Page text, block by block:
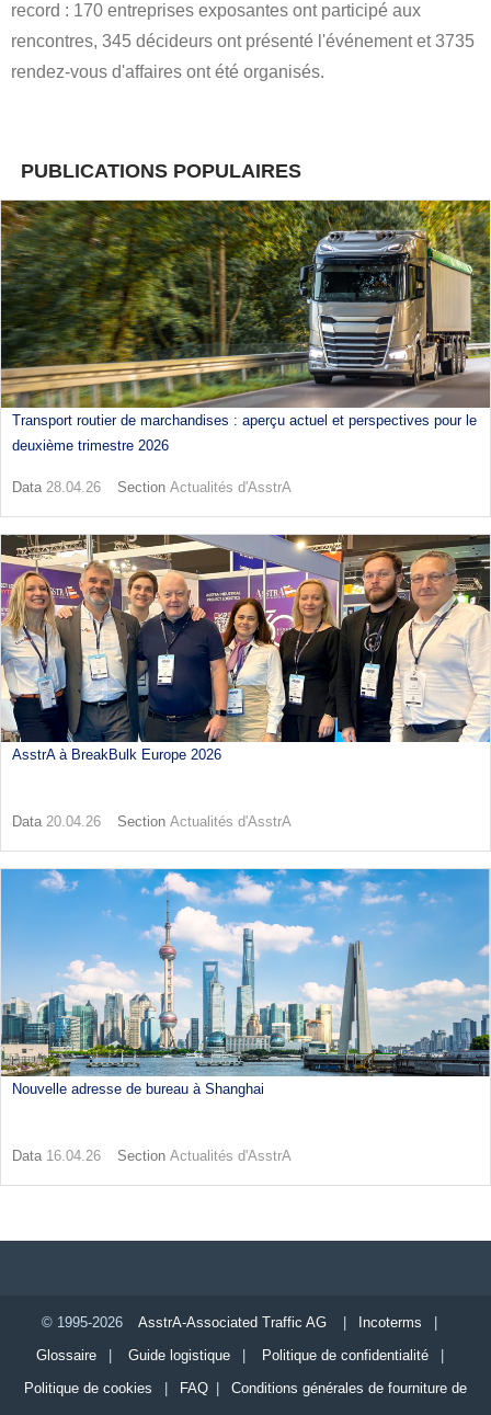
record : 170 entreprises exposantes ont participé aux
rencontres, 345 décideurs ont présenté l'événement et 3735
rendez-vous d'affaires ont été organisés.
PUBLICATIONS POPULAIRES
Transport routier de marchandises : aperçu actuel et perspectives pour le
deuxième trimestre 2026
Data 28.04.26 Section Actualités d'AsstrA
AsstrA à BreakBulk Europe 2026
Data 20.04.26 Section Actualités d'AsstrA
Nouvelle adresse de bureau à Shanghai
Data 16.04.26 Section Actualités d'AsstrA
© 1995-2026 AsstrA-Associated Traffic AG Incoterms
Glossaire| Guide logistique| Politique de confidentialité|
Politique de cookies
FAQ
Conditions générales de fourniture de